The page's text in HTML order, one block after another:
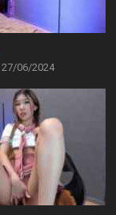
27/06/2024